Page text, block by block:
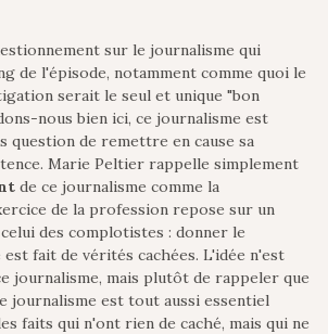
sur le journalisme qui
de l'épisode, notamment comme quoi le
serait le seul et unique "bon
nous bien ici, ce journalisme est
question de remettre en cause sa
Marie Peltier rappelle simplement
de ce journalisme comme la
de la profession repose sur un
des complotistes : donner le
fait de vérités cachées. L'idée n'est
journalisme, mais plutôt de rappeler que
journalisme est tout aussi essentiel
faits qui n'ont rien de caché, mais qui ne